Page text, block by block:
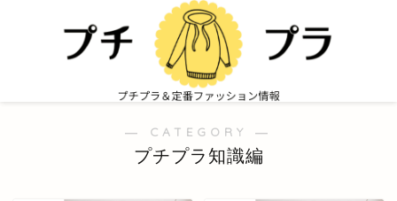
― CATEGORY ―
プチプラ知識編